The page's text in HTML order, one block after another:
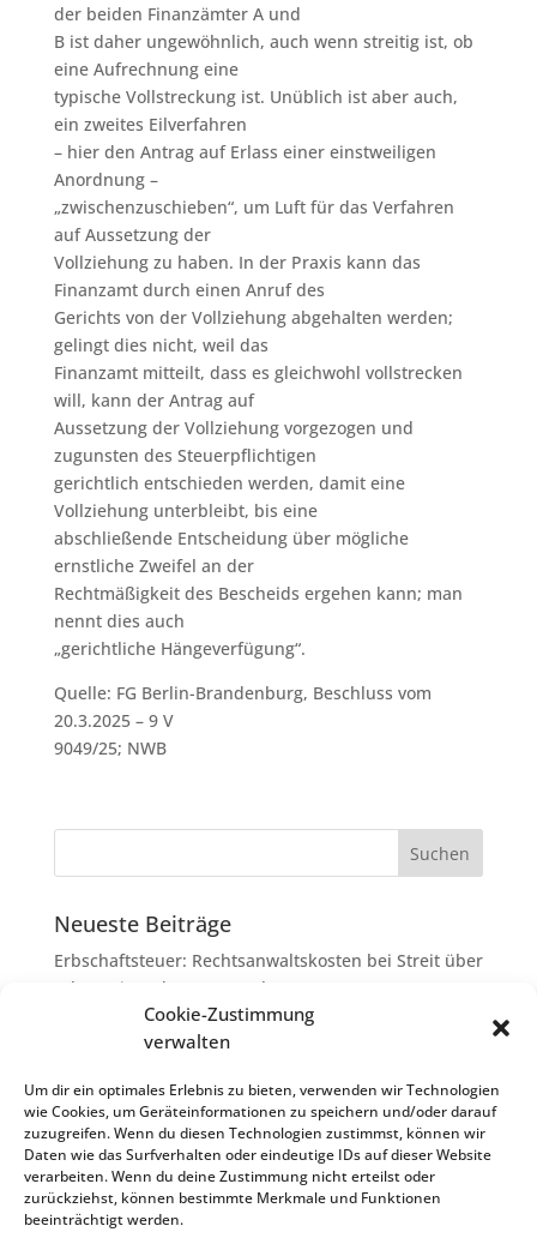
Cookie-Zustimmung
verwalten
Um dir ein optimales Erlebnis zu bieten, verwenden wir Technologien
wie Cookies, um Geräteinformationen zu speichern und/oder darauf
zuzugreifen. Wenn du diesen Technologien zustimmst, können wir
Daten wie das Surfverhalten oder eindeutige IDs auf dieser Website
verarbeiten. Wenn du deine Zustimmung nicht erteilst oder
zurückziehst, können bestimmte Merkmale und Funktionen
beeinträchtigt werden.
der beiden Finanzämter A und
B ist daher ungewöhnlich, auch wenn streitig ist, ob
eine Aufrechnung eine
typische Vollstreckung ist. Unüblich ist aber auch,
ein zweites Eilverfahren
– hier den Antrag auf Erlass einer einstweiligen
Anordnung –
„zwischenzuschieben“, um Luft für das Verfahren
auf Aussetzung der
Vollziehung zu haben. In der Praxis kann das
Finanzamt durch einen Anruf des
Gerichts von der Vollziehung abgehalten werden;
gelingt dies nicht, weil das
Finanzamt mitteilt, dass es gleichwohl vollstrecken
will, kann der Antrag auf
Aussetzung der Vollziehung vorgezogen und
zugunsten des Steuerpflichtigen
gerichtlich entschieden werden, damit eine
Vollziehung unterbleibt, bis eine
abschließende Entscheidung über mögliche
ernstliche Zweifel an der
Rechtmäßigkeit des Bescheids ergehen kann; man
nennt dies auch
„gerichtliche Hängeverfügung“.
Quelle: FG Berlin-Brandenburg, Beschluss vom
20.3.2025 – 9 V
9049/25; NWB
Neueste Beiträge
Erbschaftsteuer: Rechtsanwaltskosten bei Streit über
Erbauseinandersetzung als
Nachlassverbindlichkeiten
Umsatzsteuer-Umrechnungskurse Juli 2026
Keine Steuerfreiheit eines sog. Konfusionsgewinns
bei Mutterkapitalgesellschaft
Schenkungsteuer: Zinssatz von 5,5 % für die
Bewertung von Leibrenten verfassungsgemäß
Passivierung einer Verbindlichkeit im